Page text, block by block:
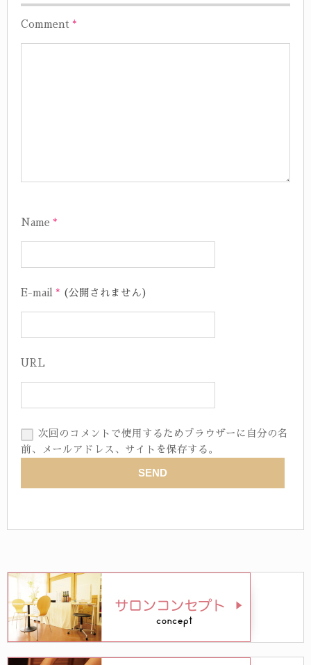
Comment *
Name *
E-mail * (公開されません)
URL
次回のコメントで使用するためブラウザーに自分の名
前、メールアドレス、サイトを保存する。